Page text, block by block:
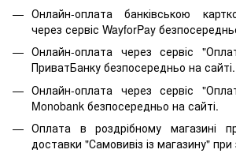
Онлайн-оплата банківською
через сервіс WayforPay
Онлайн-оплата через сервіс
ПриватБанку безпосередньо на сайті.
Онлайн-оплата через сервіс
Monobank безпосередньо на сайті.
Оплата в роздрібному магазині
доставки "Самовивіз із магазину" при